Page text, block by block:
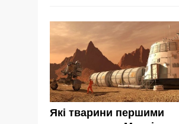
Які тварини першими